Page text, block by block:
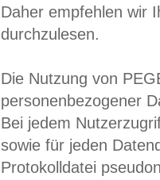
Daher empfehlen wir
durchzulesen.
Die Nutzung von
personenbezogener
Bei jedem
sowie für jeden
Protokolldatei